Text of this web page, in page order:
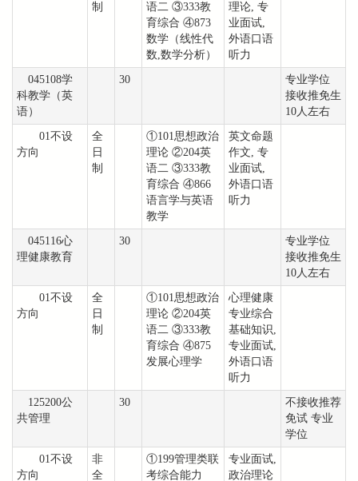
制
语二 ③333教
育综合 ④873
数学（线性代
数,数学分析）
理论, 专
业面试,
外语口语
听力
045108学
科教学（英
语）
30
专业学位
接收推免生
10人左右
01不设
方向
全
日
制
①101思想政治
理论 ②204英
语二 ③333教
育综合 ④866
语言学与英语
教学
英文命题
作文, 专
业面试,
外语口语
听力
045116心
理健康教育
30
专业学位
接收推免生
10人左右
01不设
方向
全
日
制
①101思想政治
理论 ②204英
语二 ③333教
育综合 ④875
发展心理学
心理健康
专业综合
基础知识,
专业面试,
外语口语
听力
125200公
共管理
30
不接收推荐
免试 专业
学位
01不设
方向
非
全
①199管理类联
考综合能力
专业面试,
政治理论